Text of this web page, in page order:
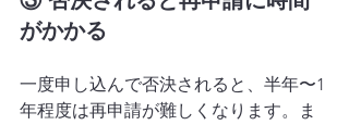
がかかる
一度申し込んで否決されると、半年〜1
年程度は再申請が難しくなります。ま